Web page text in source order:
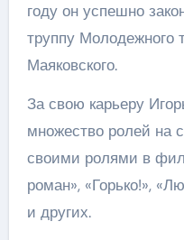
году он успешно
труппу Молодежного
Маяковского.
За свою карьеру
множество ролей на
своими ролями в
роман», «Горько!»,
и других.